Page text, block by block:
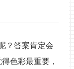
？答案肯定会
色彩最重要，